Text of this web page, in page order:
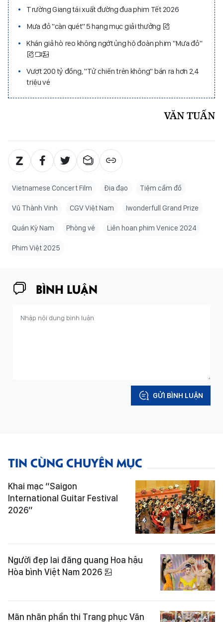
Trường Giang tái xuất đường đua phim Tết 2026
Mưa đỏ "càn quét" 5 hạng mục giải thưởng
Khán giả hò reo không ngớt ủng hộ đoàn phim "Mưa đỏ"
Vượt 200 tỷ đồng, "Tử chiến trên không" bán ra hơn 2,4
triệu vé
VĂN TUẤN
Vietnamese Concert Film Địa đạo Tiệm cầm đồ
Vũ Thành Vinh CGV Việt Nam Iwonderfull Grand Prize
Quán Kỳ Nam Phòng vé Liên hoan phim Venice 2024
Phim Việt 2025
BÌNH LUẬN
GỬI BÌNH LUẬN
TIN CÙNG CHUYÊN MỤC
Khai mạc “Saigon
International Guitar Festival
2026”
Người đẹp lai đăng quang Hoa hậu
Hòa bình Việt Nam 2026
Mãn nhãn phần thi Trang phục Văn